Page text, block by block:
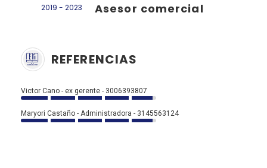
2019 - 2023 Asesor comercial
REFERENCIAS
Victor Cano - ex gerente - 3006393807
Maryori Castaño - Administradora - 3145563124